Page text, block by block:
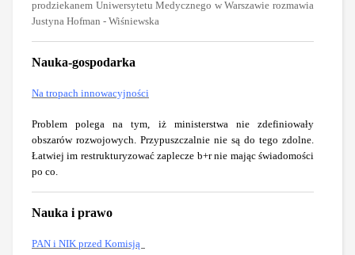
prodziekanem Uniwersytetu Medycznego w Warszawie rozmawia
Justyna Hofman - Wiśniewska
Nauka-gospodarka
Na tropach innowacyjności
Problem polega na tym, iż ministerstwa nie zdefiniowały
obszarów rozwojowych. Przypuszczalnie nie są do tego zdolne.
Łatwiej im restrukturyzować zaplecze b+r nie mając świadomości
po co.
Nauka i prawo
PAN i NIK przed Komisją